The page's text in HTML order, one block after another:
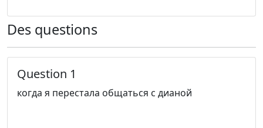
Des questions
Question 1
когда я перестала общаться с дианой